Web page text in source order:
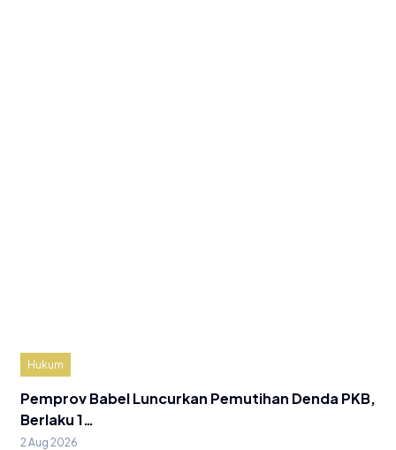
Hukum
Pemprov Babel Luncurkan Pemutihan Denda PKB,
Berlaku 1…
2 Aug 2026